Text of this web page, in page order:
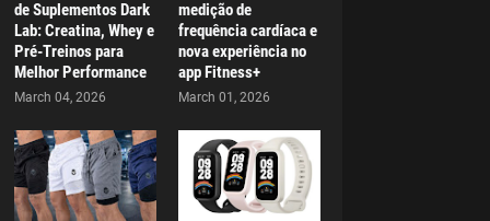
de Suplementos Dark
Lab: Creatina, Whey e
Pré-Treinos para
Melhor Performance
March 04, 2026
medição de
frequência cardíaca e
nova experiência no
app Fitness+
March 01, 2026